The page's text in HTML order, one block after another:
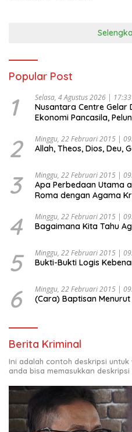
Popular Post
1 Selasa, 4 Agustus 2026 | 17:33
Nusantara Centre Gelar
Ekonomi Pancasila,
Ekonomi Politik
“Urgensi Undang-
Indonesia Emas 2045”,
2 Minggu, 22 Februari 2015 |
Allah, Theos, Dios, Deu,
3 Minggu, 22 Februari 2015 |
Apa Perbedaan Utama
Roma dengan Agama
4 Minggu, 22 Februari 2015 |
Bagaimana Kita Tahu
5 Minggu, 22 Februari 2015 |
Bukti-Bukti Logis
6 Minggu, 22 Februari 2015 |
(Cara) Baptisan Menurut
Berita Kriminal
Ini adalah contoh deskripsi
anda bisa memasukkan deskripsi